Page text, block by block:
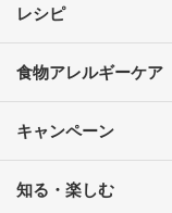
レシピ
食物アレルギーケア
キャンペーン
知る・楽しむ